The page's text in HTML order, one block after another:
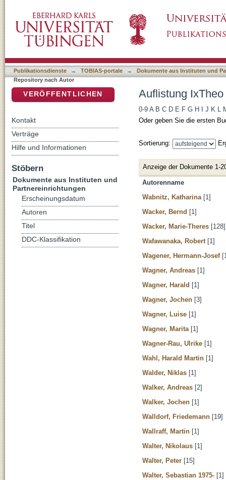
Publikationsdienste → TOBIAS-portale →
Dokumente aus Instituten und
Repository nach Autor
Auflistung
0-9 A B C D E F G H J K L
Oder geben Sie die ersten
Sortierung:
Anzeige der Dokumente 1-
Autorenname
Wabnitz, Katharina [1]
Wacker, Bernd [1]
Wacker, Marie-Theres [128]
Wafawanaka, Robert [1]
Wagener, Hermann-Josef
Wagner, Andreas [1]
Wagner, Harald [1]
Wagner, Jochen [3]
Wagner, Luise [1]
Wagner, Marita [1]
Wagner-Rau, Ulrike [1]
Wahl, Harald Martin [1]
Walder, Niklas [1]
Walker, Andreas [2]
Walker, Jochen [1]
Walldorf, Friedemann [19]
Wallraff, Martin [1]
Walter, Nikolaus [1]
Walter, Peter [15]
Walter, Sebastian 1975- [1]
VERÖFFENTLICHEN
Kontakt
Verträge
Hilfe und Informationen
Stöbern
Dokumente aus Instituten und
Partnereinrichtungen
Erscheinungsdatum
Autoren
Titel
DDC-Klassifikation